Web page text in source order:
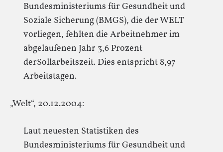
Bundesministeriums für Gesundheit und
Soziale Sicherung (BMGS), die der WELT
vorliegen, fehlten die Arbeitnehmer im
abgelaufenen Jahr 3,6 Prozent
derSollarbeitszeit. Dies entspricht 8,97
Arbeitstagen.
„Welt“, 20.12.2004:
Laut neuesten Statistiken des
Bundesministeriums für Gesundheit und